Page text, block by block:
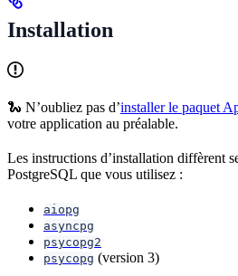
Installation
🐍 N’oubliez pas d’installer le paquet
votre application au préalable.
Les instructions d’installation diffèrent
PostgreSQL que vous utilisez :
aiopg
asyncpg
psycopg2
psycopg (version 3)